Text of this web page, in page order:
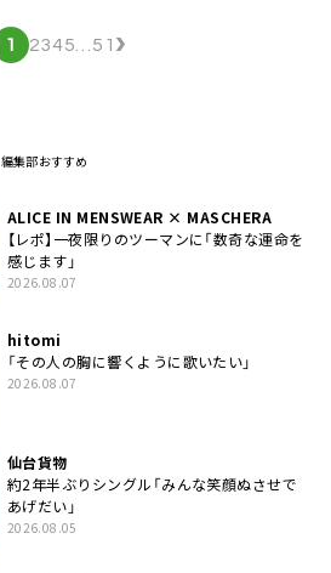
1 2345…51 ›
編集部おすすめ
ALICE IN MENSWEAR × MASCHERA
【レポ】一夜限りのツーマンに「数奇な運命を
感じます」
2026.08.07
hitomi
「その人の胸に響くように歌いたい」
2026.08.07
仙台貨物
約2年半ぶりシングル「みんな笑顔ぬさせで
あげだい」
2026.08.05